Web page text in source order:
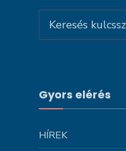
for:
Gyors elérés
HÍREK